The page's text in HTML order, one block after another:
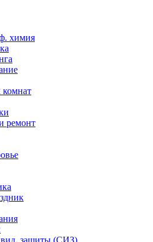
химия
комнат
ремонт
защиты (СИЗ)